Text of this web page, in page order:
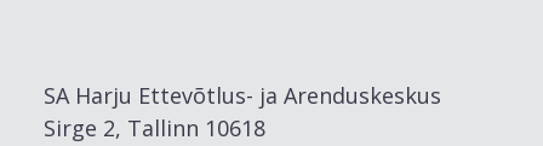
SA Harju Ettevõtlus- ja Arenduskeskus
Sirge 2, Tallinn 10618